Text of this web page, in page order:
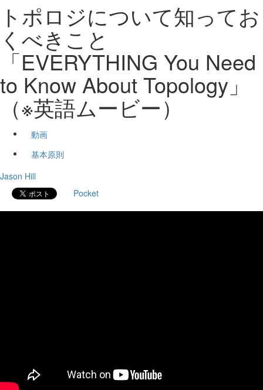
トポロジについて知ってお
くべきこと
「EVERYTHING You Need
to Know About Topology」
（※英語ムービー）
動画
基本原則
Jason Hill
Pocket